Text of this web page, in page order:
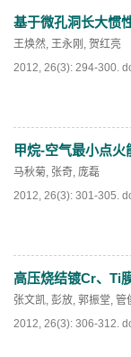
PDF( 620)
基于微孔洞长大惯
王焕然, 王永刚 , 贺红亮
2012, 26(3): 294-300.
PDF(500)
甲烷-空气最小点火
马秋菊, 张奇, 庞磊
2012, 26(3): 301-305.
PDF(613)
高压烧结镀Cr、Ti
张文凯, 彭放, 郭振堂, 管
2012, 26(3): 306-312.